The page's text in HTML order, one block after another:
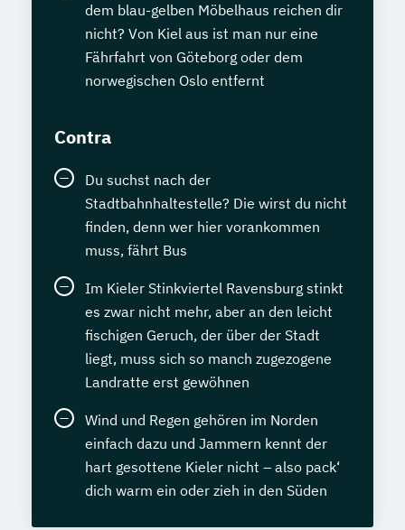
dem blau-gelben Möbelhaus reichen dir
nicht? Von Kiel aus ist man nur eine
Fährfahrt von Göteborg oder dem
norwegischen Oslo entfernt
Contra
Du suchst nach der
Stadtbahnhaltestelle? Die wirst du nicht
finden, denn wer hier vorankommen
muss, fährt Bus
Im Kieler Stinkviertel Ravensburg stinkt
es zwar nicht mehr, aber an den leicht
fischigen Geruch, der über der Stadt
liegt, muss sich so manch zugezogene
Landratte erst gewöhnen
Wind und Regen gehören im Norden
einfach dazu und Jammern kennt der
hart gesottene Kieler nicht – also pack‘
dich warm ein oder zieh in den Süden